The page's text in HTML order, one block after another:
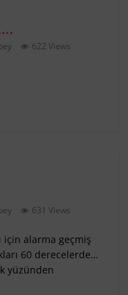
622 Views
631 Views
için alarma geçmiş
60 derecelerde…
yüzünden